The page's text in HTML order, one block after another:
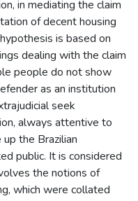
in mediating the claim
of decent housing
is based on
dealing with the claim
people do not show
as an institution
seek
always attentive to
the Brazilian
public. It is considered
the notions of
which were collated